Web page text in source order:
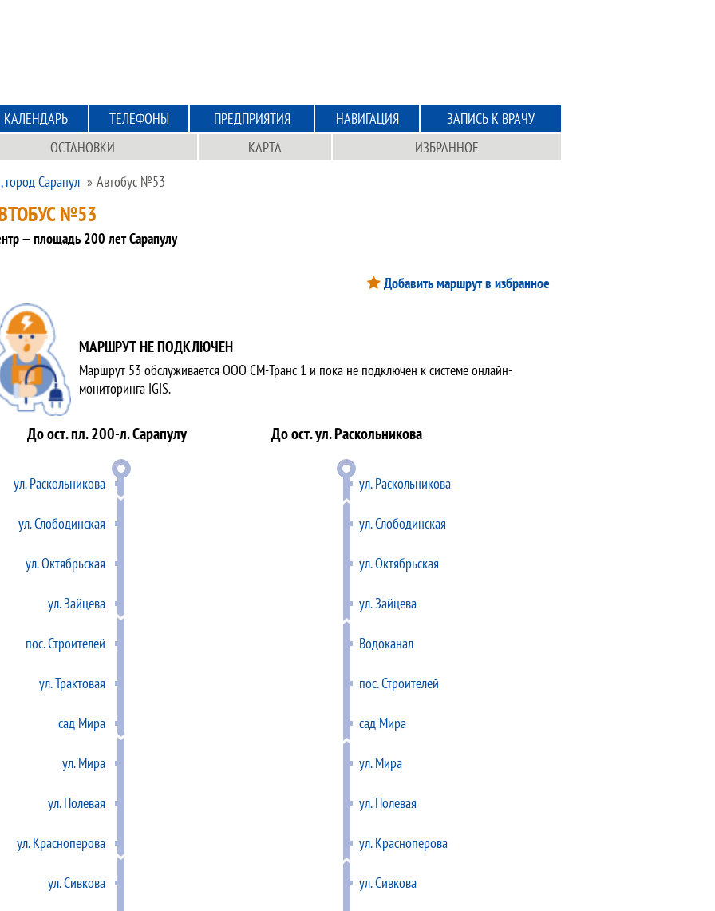
КАЛЕНДАРЬ ТЕЛЕФОНЫ ПРЕДПРИЯТИЯ НАВИГАЦИЯ
ЗАПИСЬ К ВРАЧУ
ОСТАНОВКИ КАРТА
ИЗБРАННОЕ
город Сарапул Автобус №53
№53
— площадь 200 лет Сарапулу
Добавить маршрут в избранное
МАРШРУТ НЕ ПОДКЛЮЧЕН
Маршрут 53 обслуживается ООО СМ-Транс 1 и пока не подключен к системе онлайн-
мониторинга IGIS.
До ост. пл. 200-л. Сарапулу
ул. Раскольникова
ул. Слободинская
ул. Октябрьская
ул. Зайцева
пос. Строителей
ул. Трактовая
сад Мира
ул. Мира
ул. Полевая
ул. Красноперова
ул. Сивкова
До ост. ул. Раскольникова
ул. Раскольникова
ул. Слободинская
ул. Октябрьская
ул. Зайцева
Водоканал
пос. Строителей
сад Мира
ул. Мира
ул. Полевая
ул. Красноперова
ул. Сивкова